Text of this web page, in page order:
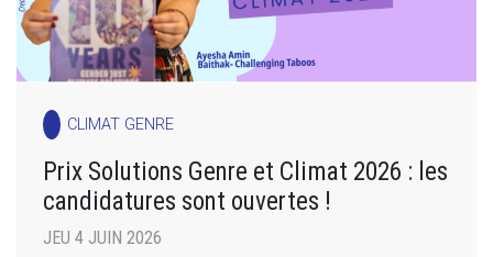
CLIMAT GENRE
Prix Solutions Genre et Climat 2026 : les
candidatures sont ouvertes !
JEU 4 JUIN 2026